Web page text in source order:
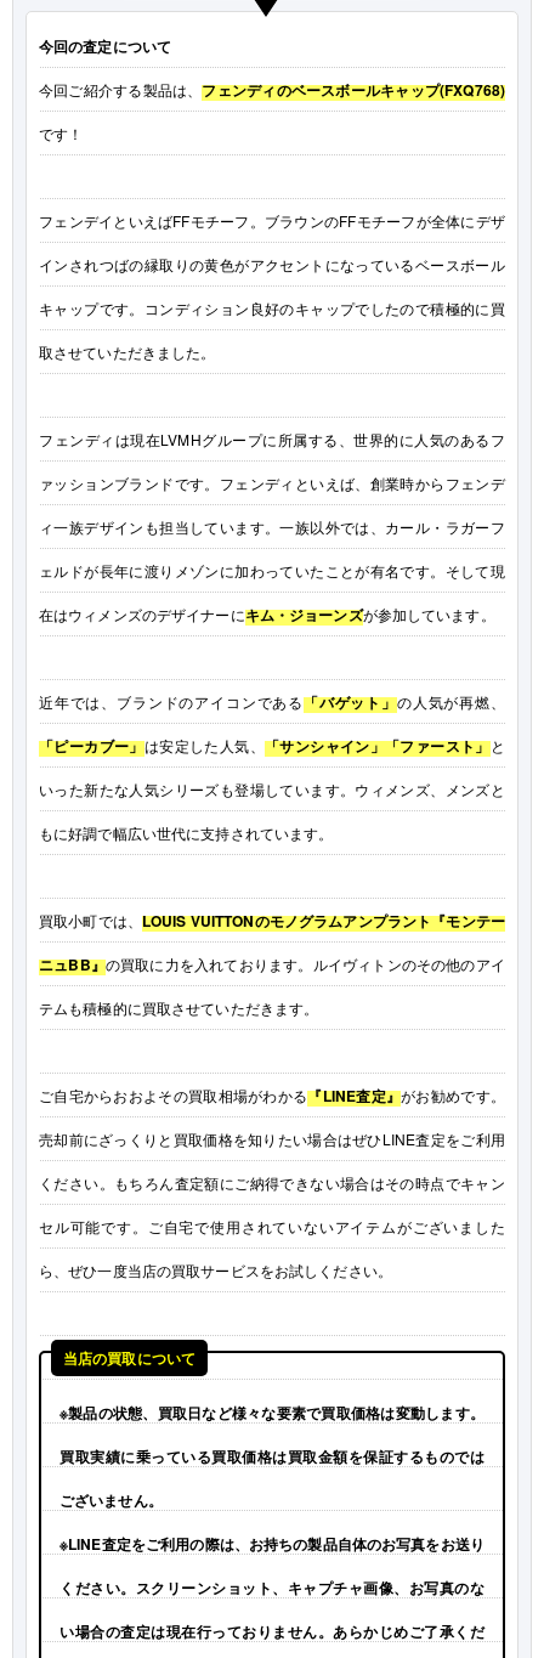
今回の査定について
今回ご紹介する製品は、フェンディのベースボールキャップ(FXQ768)
です！
フェンデイといえばFFモチーフ。ブラウンのFFモチーフが全体にデザ
インされつばの縁取りの黄色がアクセントになっているベースボール
キャップです。コンディション良好のキャップでしたので積極的に買
取させていただきました。
フェンディは現在LVMHグループに所属する、世界的に人気のあるフ
ァッションブランドです。フェンディといえば、創業時からフェンデ
ィ一族デザインも担当しています。一族以外では、カール・ラガーフ
ェルドが長年に渡りメゾンに加わっていたことが有名です。そして現
在はウィメンズのデザイナーにキム・ジョーンズが参加しています。
近年では、ブランドのアイコンである「バゲット」の人気が再燃、
「ピーカブー」は安定した人気、 「サンシャイン」「ファースト」と
いった新たな人気シリーズも登場しています。ウィメンズ、メンズと
もに好調で幅広い世代に支持されています。
買取小町では、 LOUIS VUITTONのモノグラムアンプラント『モンテー
ニュBB』の買取に力を入れております。ルイヴィトンのその他のアイ
テムも積極的に買取させていただきます。
ご自宅からおおよその買取相場がわかる『LINE査定』がお勧めです。
売却前にざっくりと買取価格を知りたい場合はぜひLINE査定をご利用
ください。もちろん査定額にご納得できない場合はその時点でキャン
セル可能です。ご自宅で使用されていないアイテムがございました
ら、ぜひ一度当店の買取サービスをお試しください。
当店の買取について
※製品の状態、買取日など様々な要素で買取価格は変動します。
買取実績に乗っている買取価格は買取金額を保証するものでは
ございません。
※LINE査定をご利用の際は、お持ちの製品自体のお写真をお送り
ください。スクリーンショット、キャプチャ画像、お写真のな
い場合の査定は現在行っておりません。あらかじめご了承くだ